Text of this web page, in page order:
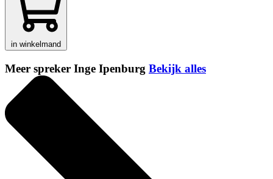
in winkelmand
Meer spreker Inge Ipenburg Bekijk alles